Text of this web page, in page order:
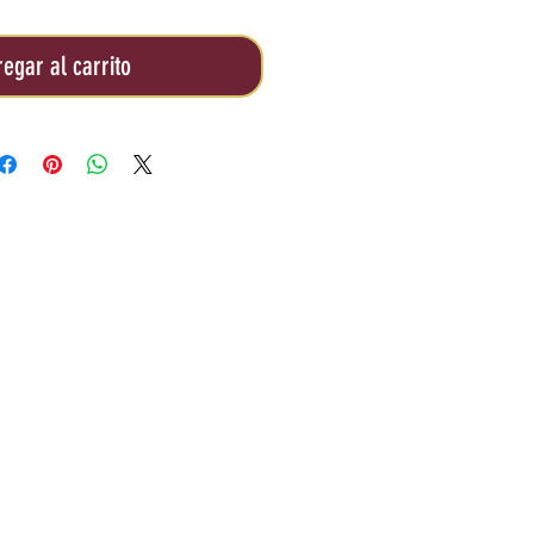
al carrito